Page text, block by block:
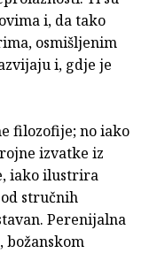
i, da tako
osmišljenim
i, gdje je
filozofije; no iako
izvatke iz
iako ilustrira
stručnih
Perenijalna